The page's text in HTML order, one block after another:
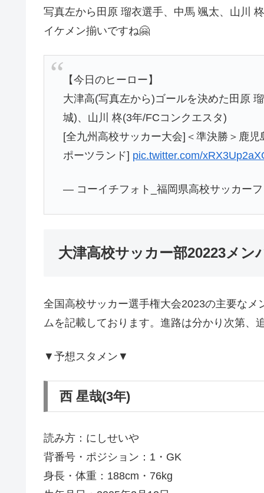
写真左から田原 瑠衣選手、中馬 颯太、山川
イケメン揃いですね🤗
【今日のヒーロー】
大津高(写真左から)ゴールを決めた田原
城)、山川 柊(3年/FCコンクエスタ)
[全九州高校サッカー大会]＜準決勝＞鹿
ポーツランド] pic.twitter.com/
— コーイチフォト_福岡県高校サッカー
大津高校サッカー部20223メン
全国高校サッカー選手権大会2023の主要な
ムを記載しております。進路は分かり次第、
▼予想スタメン▼
西 星哉(3年)
読み方：にしせいや
背番号・ポジション：1・GK
身長・体重：188cm・76kg